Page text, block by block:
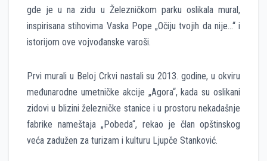
gde je u na zidu u Železničkom parku oslikala mural,
inspirisana stihovima Vaska Pope „Očiju tvojih da nije…“ i
istorijom ove vojvođanske varoši.
Prvi murali u Beloj Crkvi nastali su 2013. godine, u okviru
međunarodne umetničke akcije „Agora“, kada su oslikani
zidovi u blizini železničke stanice i u prostoru nekadašnje
fabrike nameštaja „Pobeda“, rekao je član opštinskog
veća zadužen za turizam i kulturu Ljupče Stanković.